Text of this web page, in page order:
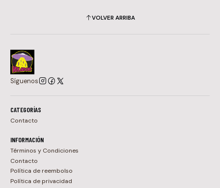
VOLVER ARRIBA
Síguenos
CATEGORÍAS
Contacto
INFORMACIÓN
Términos y Condiciones
Contacto
Política de reembolso
Política de privacidad